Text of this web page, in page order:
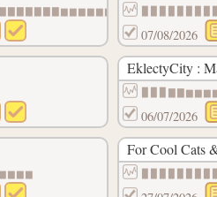
07/08/2026
EklectyCity :
06/07/2026
For Cool Cats